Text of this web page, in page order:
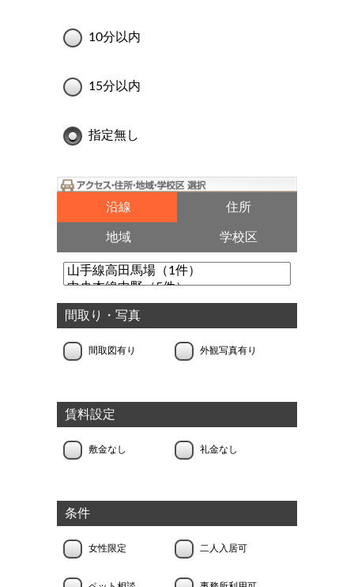
10分以内
15分以内
指定無し
沿線 住所
地域 学校区
間取り・写真
間取図有り 外観写真有り
賃料設定
敷金なし 礼金なし
条件
女性限定 二人入居可